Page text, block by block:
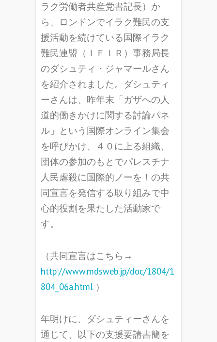
ラク労働者共産党書記長）か
ら、ロンドンでイラク難民の支
援活動を続けている国際イラク
難民連盟（ＩＦＩＲ）事務局長
のダシュティ・ジャマールさん
を紹介されました。ダシュティ
ーさんは、昨年末「ガザへの人
道的働きかけに関する討論パネ
ル」という国際オンライン集会
を呼びかけ、４０に上る組織、
団体の参加のもとでパレスチナ
人民虐殺に国際的ノーを！の共
同宣言を発信する取り組みで中
心的役割を果たした活動家で
す。
（共同宣言はこちら→
http://www.mdsweb.jp/doc/1804/1
804_06a.html ）
年明けに、ダシュティーさんを
通じて、以下の支援要請書簡を